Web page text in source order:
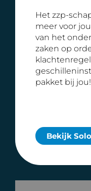
Het zzp-
meer voor
van het
zaken op
pakket bij jou!
Bekijk